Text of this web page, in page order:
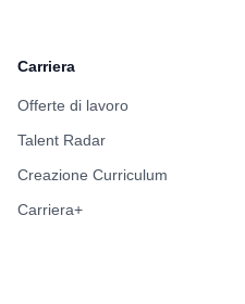
Carriera
Offerte di lavoro
Talent Radar
Creazione Curriculum
Carriera+